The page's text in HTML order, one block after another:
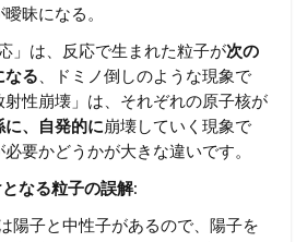
昧になる。
」は、反応で生まれた粒子が次の
なる 、ドミノ倒しのような現象で
射性崩壊」は、それぞれの原子核が
に、自発的に崩壊していく現象で
要かどうかが大きな違いです。
なる粒子の誤解:
陽子と中性子があるので、陽子を